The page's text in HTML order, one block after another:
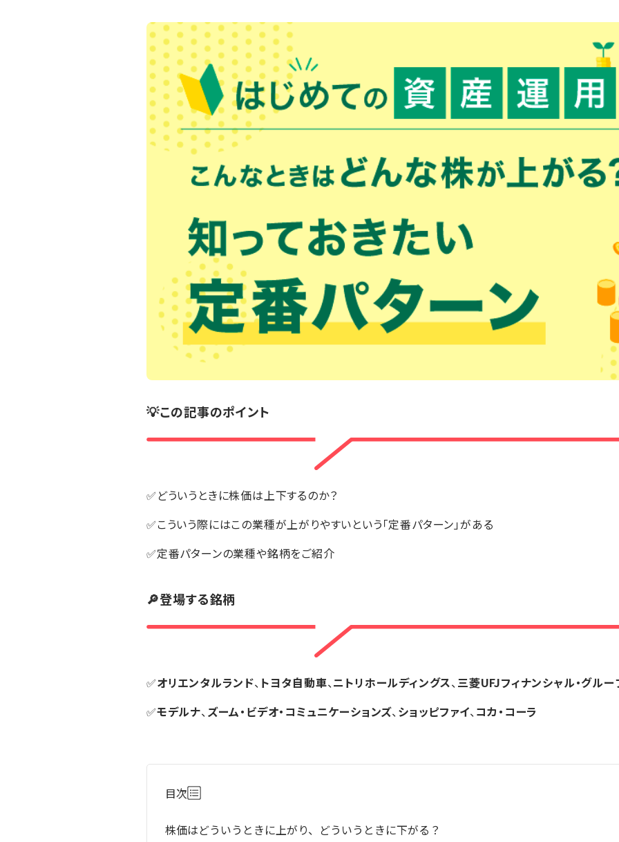
💡この記事のポイント
✅どういうときに株価は上下するのか？
✅こういう際にはこの業種が上がりやすいという「定番パターン」がある
✅定番パターンの業種や銘柄をご紹介
🔎登場する銘柄
✅オリエンタルランド、 トヨタ自動車、ニトリホールディングス、三菱UFJフィナンシャル・グルー
✅モデルナ、ズーム・ビデオ・コミュニケーションズ、ショッピファイ、コカ・コーラ
目次
株価はどういうときに上がり、どういうときに下がる？